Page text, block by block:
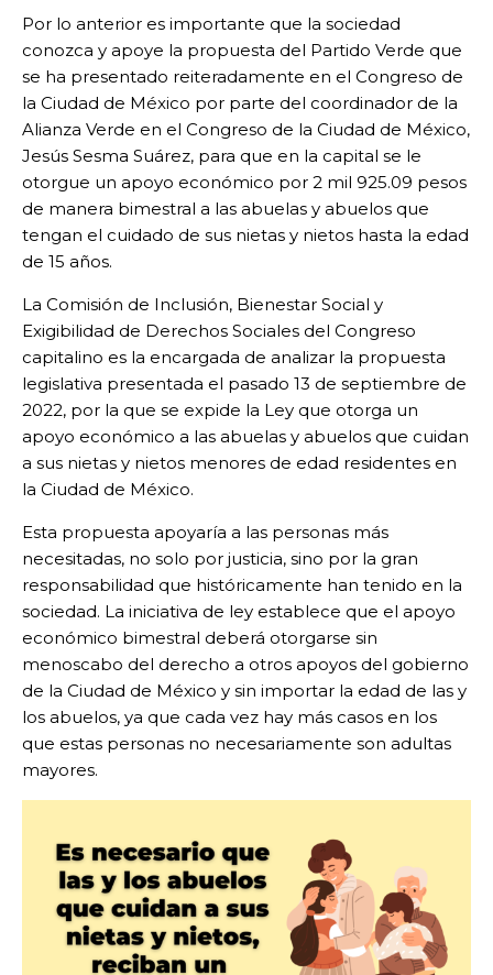
Por lo anterior es importante que la sociedad
conozca y apoye la propuesta del Partido Verde que
se ha presentado reiteradamente en el Congreso de
la Ciudad de México por parte del coordinador de la
Alianza Verde en el Congreso de la Ciudad de México,
Jesús Sesma Suárez, para que en la capital se le
otorgue un apoyo económico por 2 mil 925.09 pesos
de manera bimestral a las abuelas y abuelos que
tengan el cuidado de sus nietas y nietos hasta la edad
de 15 años.
La Comisión de Inclusión, Bienestar Social y
Exigibilidad de Derechos Sociales del Congreso
capitalino es la encargada de analizar la propuesta
legislativa presentada el pasado 13 de septiembre de
2022, por la que se expide la Ley que otorga un
apoyo económico a las abuelas y abuelos que cuidan
a sus nietas y nietos menores de edad residentes en
la Ciudad de México.
Esta propuesta apoyaría a las personas más
necesitadas, no solo por justicia, sino por la gran
responsabilidad que históricamente han tenido en la
sociedad. La iniciativa de ley establece que el apoyo
económico bimestral deberá otorgarse sin
menoscabo del derecho a otros apoyos del gobierno
de la Ciudad de México y sin importar la edad de las y
los abuelos, ya que cada vez hay más casos en los
que estas personas no necesariamente son adultas
mayores.